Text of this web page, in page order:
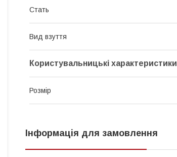
Стать
Вид взуття
Користувальницькі характеристики
Розмір
Інформація для замовлення